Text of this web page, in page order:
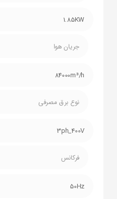
1.85KW
جریان هوا
84000m³/h
نوع برق مصرفی
3ph_400V
فرکانس
50Hz